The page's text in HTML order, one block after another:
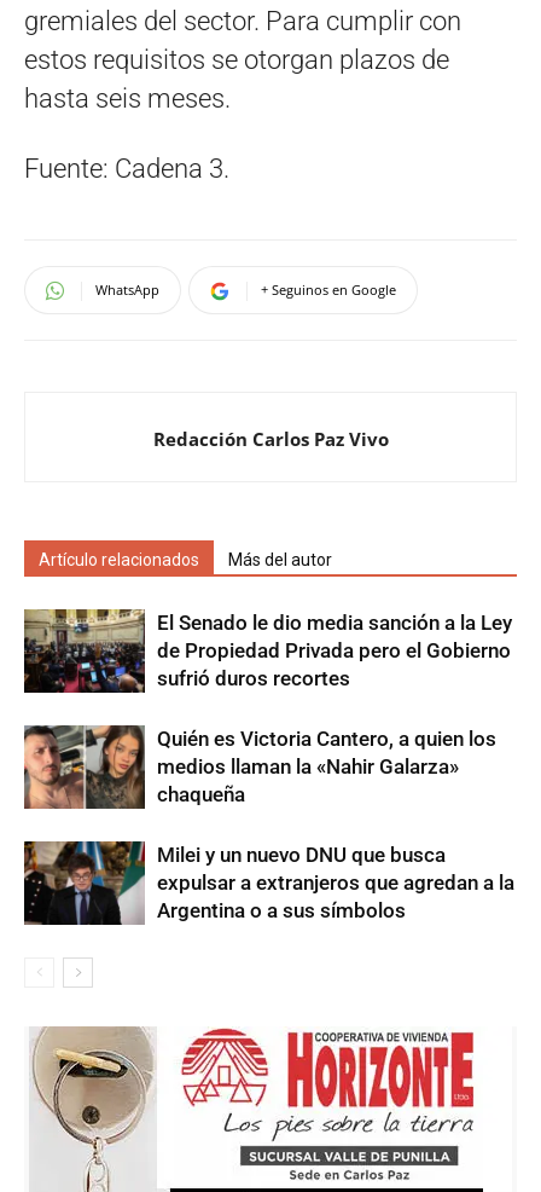
gremiales del sector. Para cumplir con
estos requisitos se otorgan plazos de
hasta seis meses.
Fuente: Cadena 3.
WhatsApp + Seguinos en Google
Redacción Carlos Paz Vivo
Artículo relacionados Más del autor
El Senado le dio media sanción a la Ley
de Propiedad Privada pero el Gobierno
sufrió duros recortes
Quién es Victoria Cantero, a quien los
medios llaman la «Nahir Galarza»
chaqueña
Milei y un nuevo DNU que busca
expulsar a extranjeros que agredan a la
Argentina o a sus símbolos